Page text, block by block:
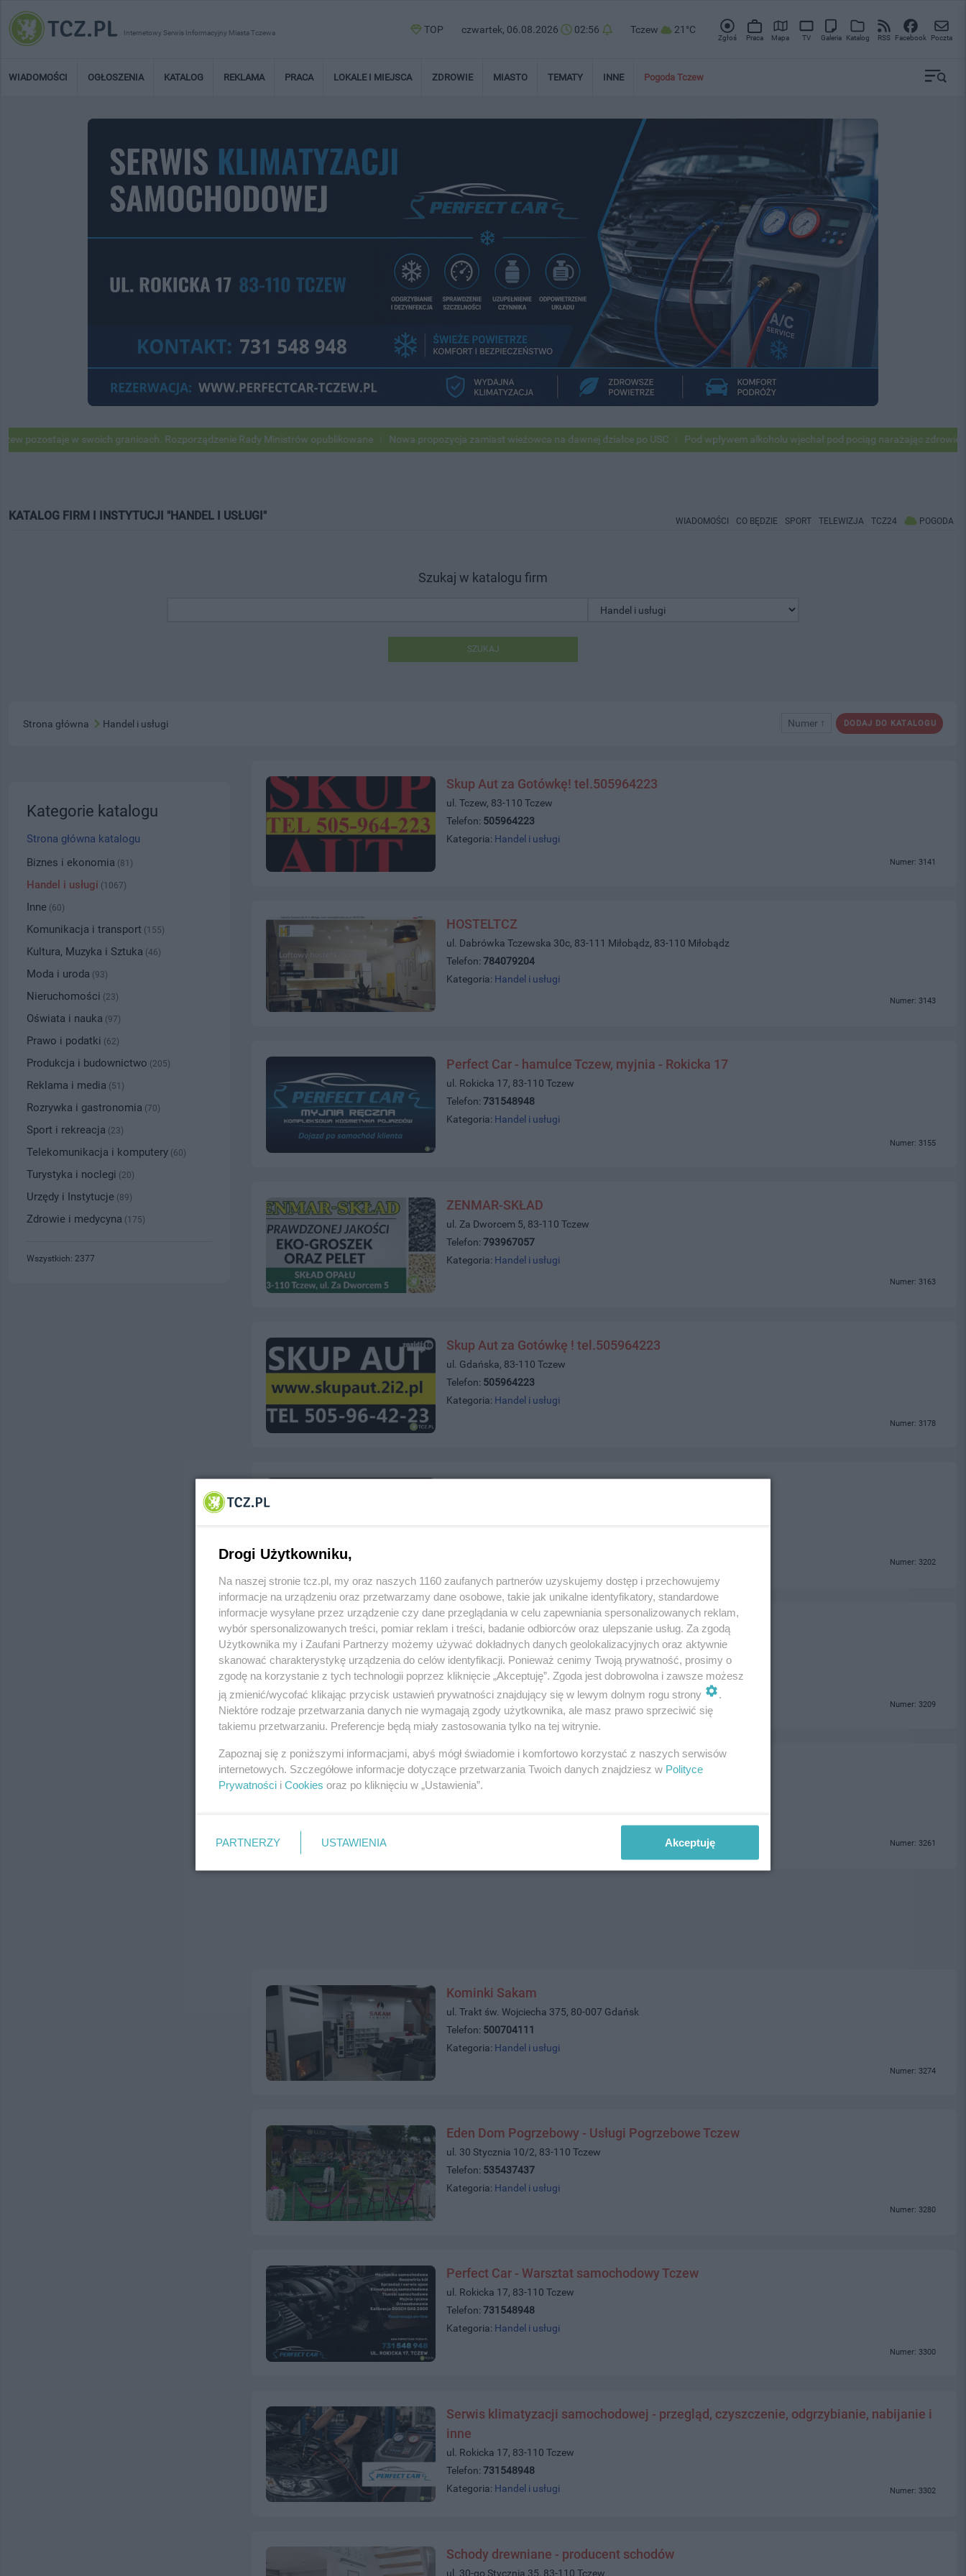
Internetowy Serwis Informacyjny Miasta Tczewa TOP czwartek, 06.08.2026 02:56 Tczew 21°C
Zgłoś Praca Mapa TV Galeria Katalog RSS Facebook Poczta
WIADOMOŚCI OGŁOSZENIA KATALOG REKLAMA PRACA LOKALE I MIEJSCA ZDROWIE MIASTO TEMATY INNE Pogoda Tczew
w swoich granicach. Rozporządzenie Rady Ministrów opublikowane Nowa propozycja zamiast wieżowca na dawnej działce po USC Pod wpływem alkoholu wjechał pod pociąg narażając zdrowie i życie ok
KATALOG FIRM I INSTYTUCJI "HANDEL I USŁUGI" WIADOMOŚCI CO BĘDZIE SPORT TELEWIZJA TCZ24 POGODA
Szukaj w katalogu firm
SZUKAJ
DODAJ DO KATALOGU
Numer ↑
Strona główna Handel i usługi
Skup Aut za Gotówkę! tel.505964223
ul. Tczew, 83-110 Tczew
Telefon: 505964223
Kategoria: Handel i usługi
Numer: 3141
HOSTELTCZ
ul. Dabrówka Tczewska 30c, 83-111 Miłobądz, 83-110 Miłobądz
Telefon:784079204
Kategoria: Handel i usługi
Numer: 3143
Perfect Car - hamulce Tczew, myjnia - Rokicka 17
ul. Rokicka 17, 83-110 Tczew
Telefon:731548948
Kategoria: Handel i usługi
Numer: 3155
ZENMAR-SKŁAD
ul. Za Dworcem 5, 83-110 Tczew
Telefon:793967057
Kategoria: Handel i usługi
Numer: 3163
Skup Aut za Gotówkę ! tel.505964223
ul. Gdańska, 83-110 Tczew
Telefon: 505964223
Kategoria: Handel i usługi
Numer: 3178
Numer: 3202
Eko Komes
ul. Tczewska 44, 83-032 Kolnik
Telefon:583421710
Kategoria:Handel i usługi
Numer: 3209
Skup Aut Samochodów Tczew i Okolice
ul. Tczewska 31, 83-032 Kolnik
Numer: 3261
Kominki Sakam
ul. Trakt św. Wojciecha 375, 80-007 Gdańsk
Telefon: 500704111
Kategoria: Handel i usługi
Numer: 3274
Eden Dom Pogrzebowy - Usługi Pogrzebowe Tczew
ul. 30 Stycznia 10/2, 83-110 Tczew
Telefon: 535437437
Kategoria: Handel i usługi
Numer: 3280
Perfect Car - Warsztat samochodowy Tczew
ul. Rokicka 17, 83-110 Tczew
Telefon:731548948
Kategoria: Handel i usługi
Numer: 3300
Serwis klimatyzacji samochodowej - przegląd, czyszczenie, odgrzybianie, nabijanie i
inne
ul. Rokicka 17, 83-110 Tczew
Telefon:731548948
Kategoria: Handel i usługi Numer: 3302
Schody drewniane - producent schodów
ul. 30-go Stycznia 35, 83-110 Tczew
Kategorie katalogu
Strona główna katalogu
Biznes i ekonomia (81)
Handel i usługi (1067)
Inne (60)
Komunikacja i transport (155)
Kultura, Muzyka i Sztuka (46)
Moda i uroda (93)
Nieruchomości (23)
Oświata i nauka (97)
Prawo i podatki (62)
Produkcja i budownictwo (205)
Reklama i media (51)
Rozrywka i gastronomia (70)
Sport i rekreacja (23)
Telekomunikacja i komputery (60)
Turystyka i noclegi (20)
Urzędy i Instytucje (89)
Zdrowie i medycyna (175)
Wszystkich: 2377
Drogi Użytkowniku,
Na naszej stronie tcz.pl, my oraz naszych 1160 zaufanych partnerów uzyskujemy dostęp i przechowujemy
informacje na urządzeniu oraz przetwarzamy dane osobowe, takie jak unikalne identyfikatory, standardowe
informacje wysyłane przez urządzenie czy dane przeglądania w celu zapewniania spersonalizowanych reklam,
wybór spersonalizowanych treści, pomiar reklam i treści, badanie odbiorców oraz ulepszanie usług. Za zgodą
Użytkownika my i Zaufani Partnerzy możemy używać dokładnych danych geolokalizacyjnych oraz aktywnie
skanować charakterystykę urządzenia do celów identyfikacji. Ponieważ cenimy Twoją prywatność, prosimy o
zgodę na korzystanie z tych technologii poprzez kliknięcie „Akceptuję”. Zgoda jest dobrowolna i zawsze możesz
ją zmienić/wycofać klikając przycisk ustawień prywatności znajdujący się w lewym dolnym rogu strony
.
Niektóre rodzaje przetwarzania danych nie wymagają zgody użytkownika, ale masz prawo sprzeciwić się
takiemu przetwarzaniu. Preferencje będą miały zastosowania tylko na tej witrynie.
Zapoznaj się z poniższymi informacjami, abyś mógł świadomie i komfortowo korzystać z naszych serwisów
internetowych. Szczegółowe informacje dotyczące przetwarzania Twoich danych znajdziesz w Polityce
Prywatności i Cookies oraz po kliknięciu w „Ustawienia”.
PARTNERZY USTAWIENIA Akceptuję